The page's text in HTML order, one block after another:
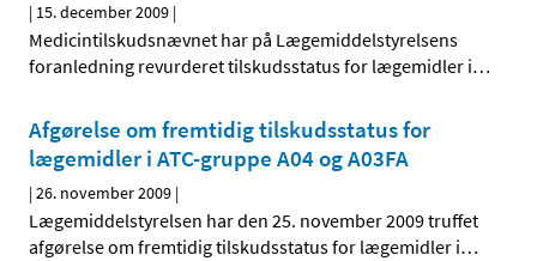
| 15. december 2009 |
Medicintilskudsnævnet har på Lægemiddelstyrelsens
foranledning revurderet tilskudsstatus for lægemidler i…
Afgørelse om fremtidig tilskudsstatus for
lægemidler i ATC-gruppe A04 og A03FA
|26. november 2009 |
Lægemiddelstyrelsen har den 25. november 2009 truffet
afgørelse om fremtidig tilskudsstatus for lægemidler i…